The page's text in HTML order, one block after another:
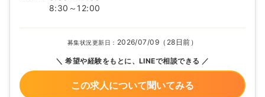
8:30～12:00
募集状況更新日： 2026/07/09（28日前）
希望や経験をもとに、LINEで相談できる
この求人について聞いてみる